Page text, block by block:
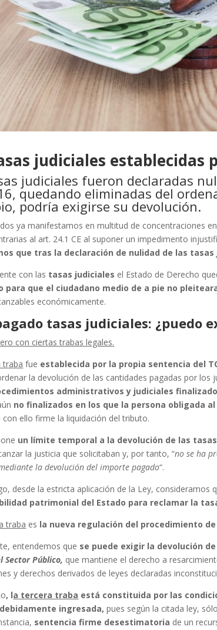
judiciales establecidas
judiciales fueron declaradas
quedando eliminadas del
podría exigirse su devolución.
ya manifestamos en multitud de concentraciones
al art. 24.1 CE al suponer un impedimento
que tras la declaración de nulidad de las
con las tasas judiciales el Estado de Derecho
para que el ciudadano medio de a pie no
económicamente.
tasas judiciales: ¿puedo
con ciertas trabas legales.
traba fue establecida por la propia sentencia del
la devolución de las cantidades pagadas por los
administrativos y judiciales
no finalizados en los que la persona obligada
con ello firme la liquidación del tributo.
un límite temporal a la devolución de las tasas
la justicia que solicitaban y, por tanto, “no se ha
la devolución del importe pagado“.
desde la estricta aplicación de la Ley, consideramos
patrimonial del Estado para reclamar la
traba es la nueva regulación del procedimiento
entendemos que se puede exigir la devolución
Sector Público, que mantiene el derecho a
y derechos derivados de leyes declaradas
, la tercera traba está constituida por las
ingresada,pues según la citada ley,
sentencia firme desestimatoria de un